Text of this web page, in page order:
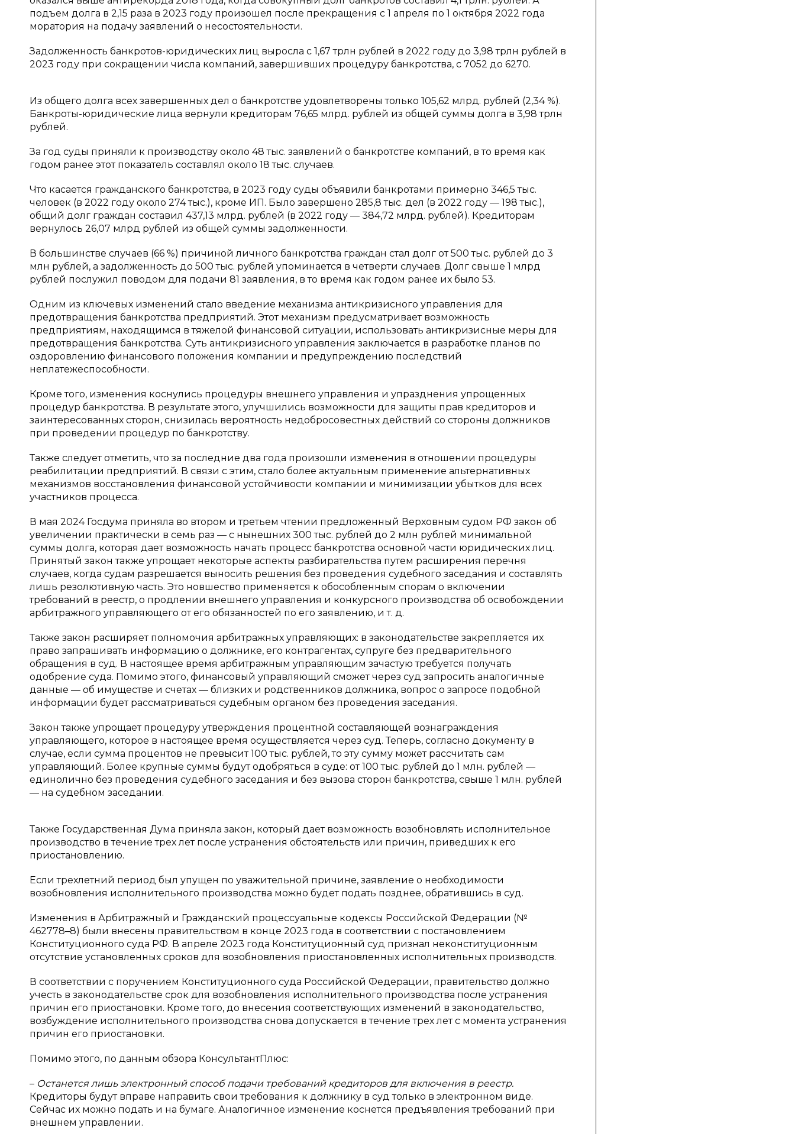
подъем долга в 2,15 раза в 2023 году произошел после прекращения с 1 апреля по 1 октября 2022 года
моратория на подачу заявлений о несостоятельности.
Задолженность банкротов-юридических лиц выросла с 1,67 трлн рублей в 2022 году до 3,98 трлн рублей в
2023 году при сокращении числа компаний, завершивших процедуру банкротства, с 7052 до 6270.
Из общего долга всех завершенных дел о банкротстве удовлетворены только 105,62 млрд. рублей (2,34 %).
Банкроты-юридические лица вернули кредиторам 76,65 млрд. рублей из общей суммы долга в 3,98 трлн
рублей.
За год суды приняли к производству около 48 тыс. заявлений о банкротстве компаний, в то время как
годом ранее этот показатель составлял около 18 тыс. случаев.
Что касается гражданского банкротства, в 2023 году суды объявили банкротами примерно 346,5 тыс.
человек (в 2022 году около 274 тыс.), кроме ИП. Было завершено 285,8 тыс. дел (в 2022 году — 198 тыс.),
общий долг граждан составил 437,13 млрд. рублей (в 2022 году — 384,72 млрд. рублей). Кредиторам
вернулось 26,07 млрд рублей из общей суммы задолженности.
В большинстве случаев (66 %) причиной личного банкротства граждан стал долг от 500 тыс. рублей до 3
млн рублей, а задолженность до 500 тыс. рублей упоминается в четверти случаев. Долг свыше 1 млрд
рублей послужил поводом для подачи 81 заявления, в то время как годом ранее их было 53.
Одним из ключевых изменений стало введение механизма антикризисного управления для
предотвращения банкротства предприятий. Этот механизм предусматривает возможность
предприятиям, находящимся в тяжелой финансовой ситуации, использовать антикризисные меры для
предотвращения банкротства. Суть антикризисного управления заключается в разработке планов по
оздоровлению финансового положения компании и предупреждению последствий
неплатежеспособности.
Кроме того, изменения коснулись процедуры внешнего управления и упразднения упрощенных
процедур банкротства. В результате этого, улучшились возможности для защиты прав кредиторов и
заинтересованных сторон, снизилась вероятность недобросовестных действий со стороны должников
при проведении процедур по банкротству.
Также следует отметить, что за последние два года произошли изменения в отношении процедуры
реабилитации предприятий. В связи с этим, стало более актуальным применение альтернативных
механизмов восстановления финансовой устойчивости компании и минимизации убытков для всех
участников процесса.
В мая 2024 Госдума приняла во втором и третьем чтении предложенный Верховным судом РФ закон об
увеличении практически в семь раз — с нынешних 300 тыс. рублей до 2 млн рублей минимальной
суммы долга, которая дает возможность начать процесс банкротства основной части юридических лиц.
Принятый закон также упрощает некоторые аспекты разбирательства путем расширения перечня
случаев, когда судам разрешается выносить решения без проведения судебного заседания и составлять
лишь резолютивную часть. Это новшество применяется к обособленным спорам о включении
требований в реестр, о продлении внешнего управления и конкурсного производства об освобождении
арбитражного управляющего от его обязанностей по его заявлению, и т. д.
Также закон расширяет полномочия арбитражных управляющих: в законодательстве закрепляется их
право запрашивать информацию о должнике, его контрагентах, супруге без предварительного
обращения в суд. В настоящее время арбитражным управляющим зачастую требуется получать
одобрение суда. Помимо этого, финансовый управляющий сможет через суд запросить аналогичные
данные — об имуществе и счетах — близких и родственников должника, вопрос о запросе подобной
информации будет рассматриваться судебным органом без проведения заседания.
Закон также упрощает процедуру утверждения процентной составляющей вознаграждения
управляющего, которое в настоящее время осуществляется через суд. Теперь, согласно документу в
случае, если сумма процентов не превысит 100 тыс. рублей, то эту сумму может рассчитать сам
управляющий. Более крупные суммы будут одобряться в суде: от 100 тыс. рублей до 1 млн. рублей —
единолично без проведения судебного заседания и без вызова сторон банкротства, свыше 1 млн. рублей
— на судебном заседании.
Также Государственная Дума приняла закон, который дает возможность возобновлять исполнительное
производство в течение трех лет после устранения обстоятельств или причин, приведших к его
приостановлению.
Если трехлетний период был упущен по уважительной причине, заявление о необходимости
возобновления исполнительного производства можно будет подать позднее, обратившись в суд.
Изменения в Арбитражный и Гражданский процессуальные кодексы Российской Федерации (№
462778–8) были внесены правительством в конце 2023 года в соответствии с постановлением
Конституционного суда РФ. В апреле 2023 года Конституционный суд признал неконституционным
отсутствие установленных сроков для возобновления приостановленных исполнительных производств.
В соответствии с поручением Конституционного суда Российской Федерации, правительство должно
учесть в законодательстве срок для возобновления исполнительного производства после устранения
причин его приостановки. Кроме того, до внесения соответствующих изменений в законодательство,
возбуждение исполнительного производства снова допускается в течение трех лет с момента устранения
причин его приостановки.
Помимо этого, по данным обзора КонсультантПлюс:
– Останется лишь электронный способ подачи требований кредиторов для включения в реестр.
Кредиторы будут вправе направить свои требования к должнику в суд только в электронном виде.
Сейчас их можно подать и на бумаге. Аналогичное изменение коснется предъявления требований при
внешнем управлении.